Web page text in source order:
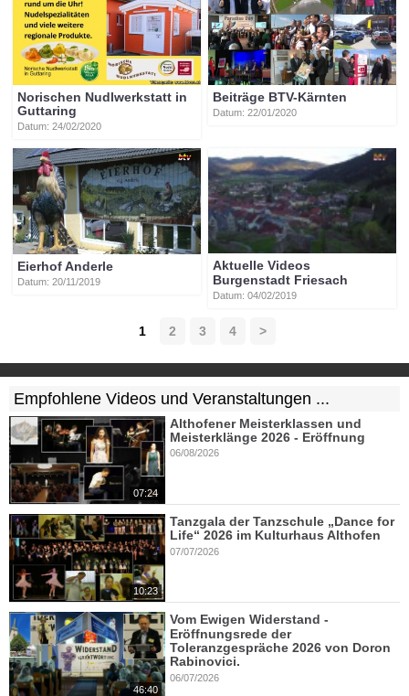
Norischen Nudlwerkstatt in
Guttaring
Datum: 24/02/2020
Beiträge BTV-Kärnten
Datum: 22/01/2020
Eierhof Anderle
Datum: 20/11/2019
Aktuelle Videos
Burgenstadt Friesach
Datum: 04/02/2019
1 2 3 4 >
Empfohlene Videos und Veranstaltungen ...
07:24
Althofener Meisterklassen und
Meisterklänge 2026 - Eröffnung
06/08/2026
10:23
Tanzgala der Tanzschule „Dance for
Life“ 2026 im Kulturhaus Althofen
07/07/2026
46:40
Vom Ewigen Widerstand -
Eröffnungsrede der
Toleranzgespräche 2026 von Doron
Rabinovici.
06/07/2026